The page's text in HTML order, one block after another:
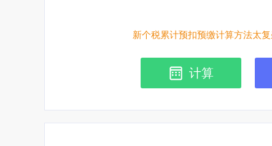
新个税累计预扣预缴计算方法太
计算